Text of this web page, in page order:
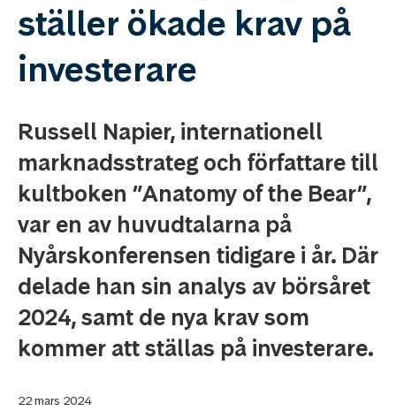
ställer ökade krav på
investerare
Russell Napier, internationell
marknadsstrateg och författare till
kultboken ”Anatomy of the Bear”,
var en av huvudtalarna på
Nyårskonferensen tidigare i år. Där
delade han sin analys av börsåret
2024, samt de nya krav som
kommer att ställas på investerare.
22 mars 2024